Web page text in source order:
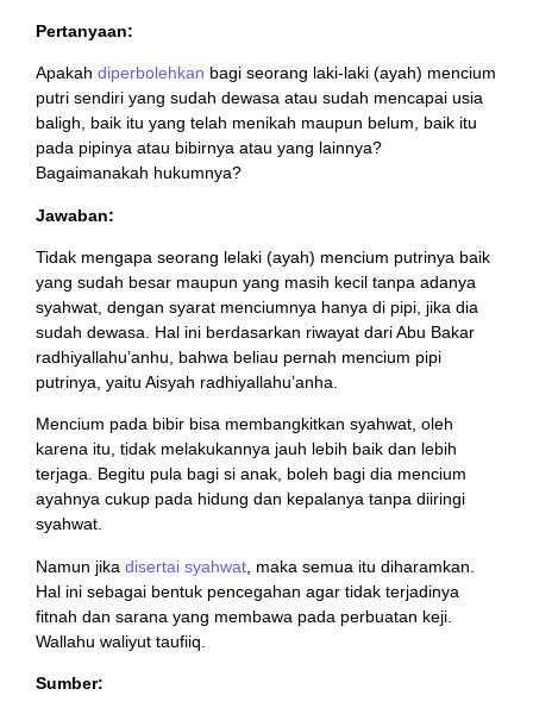
Pertanyaan:
Apakah diperbolehkan bagi seorang laki-laki (ayah) mencium
putri sendiri yang sudah dewasa atau sudah mencapai usia
baligh, baik itu yang telah menikah maupun belum, baik itu
pada pipinya atau bibirnya atau yang lainnya?
Bagaimanakah hukumnya?
Jawaban:
Tidak mengapa seorang lelaki (ayah) mencium putrinya baik
yang sudah besar maupun yang masih kecil tanpa adanya
syahwat, dengan syarat menciumnya hanya di pipi, jika dia
sudah dewasa. Hal ini berdasarkan riwayat dari Abu Bakar
radhiyallahu’anhu, bahwa beliau pernah mencium pipi
putrinya, yaitu Aisyah radhiyallahu’anha.
Mencium pada bibir bisa membangkitkan syahwat, oleh
karena itu, tidak melakukannya jauh lebih baik dan lebih
terjaga. Begitu pula bagi si anak, boleh bagi dia mencium
ayahnya cukup pada hidung dan kepalanya tanpa diiringi
syahwat.
Namun jika disertai syahwat , maka semua itu diharamkan.
Hal ini sebagai bentuk pencegahan agar tidak terjadinya
fitnah dan sarana yang membawa pada perbuatan keji.
Wallahu waliyut taufiiq.
Sumber: